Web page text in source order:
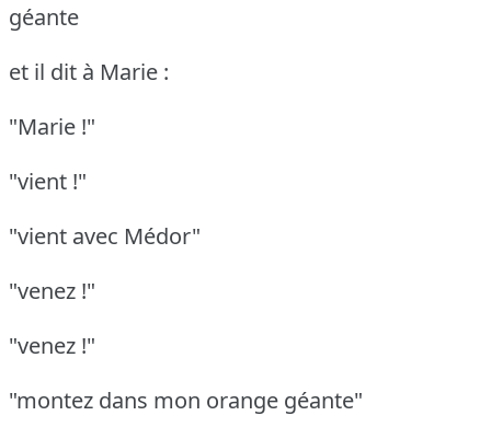
géante
et il dit à Marie :
"Marie !"
"vient !"
"vient avec Médor"
"venez !"
"venez !"
"montez dans mon orange géante"